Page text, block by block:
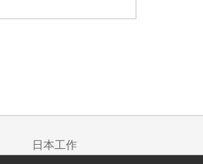
日本工作